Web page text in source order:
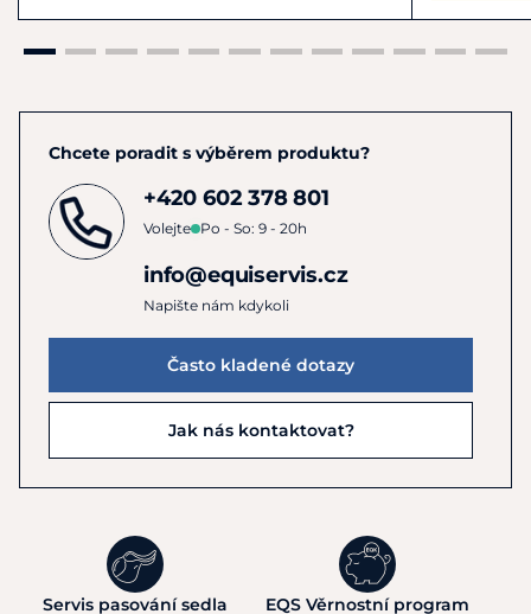
Chcete poradit s výběrem produktu?
+420 602 378 801
Volejte Po - So: 9 - 20h
info@equiservis.cz
Napište nám kdykoli
Často kladené dotazy
Jak nás kontaktovat?
Servis pasování sedla EQS Věrnostní program